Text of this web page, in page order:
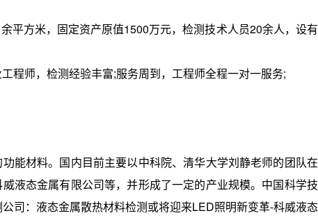
方米，固定资产原值1500万元，检测技术人员20余人，设有
师，检测经验丰富;服务周到，工程师全程一对一服务;
材料。国内目前主要以中科院、清华大学刘静老师的团队在
液态金属有限公司等，并形成了一定的产业规模。中国科学技
司：液态金属散热材料检测或将迎来LED照明新变革-科威液态